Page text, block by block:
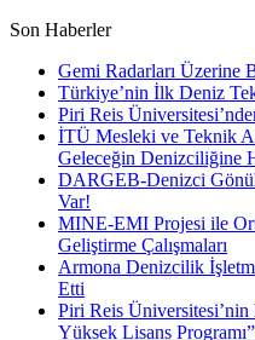
Son Haberler
Gemi Radarları Üzerine
Türkiye’nin İlk Deniz
Piri Reis
İTÜ Mesleki ve Teknik
Geleceğin Denizciliğine
DARGEB-Denizci
Var!
MINE-EMI Projesi ile
Geliştirme Çalışmaları
Armona Denizcilik
Etti
Piri Reis
Yüksek Lisans